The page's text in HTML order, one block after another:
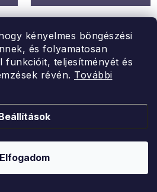
kényelmes böngészési
és folyamatosan
funkcióit, teljesítményét és
révén. További
ElfogadomHaus Roland
Edényszárító, fekete és